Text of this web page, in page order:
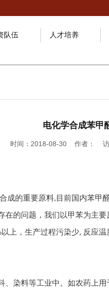
队伍 人才培养
电化学合成苯甲
时间：2018-08-30 作者： 访
成的重要原料, 目前国内苯甲
在的问题，我们以甲苯为主
以上，生产过程污染少, 反应温
、染料等工业中。如农药上